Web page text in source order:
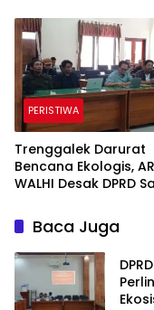
PERISTIWA
Trenggalek Darurat
Bencana Ekologis,
WALHI Desak DPRD
Baca Juga